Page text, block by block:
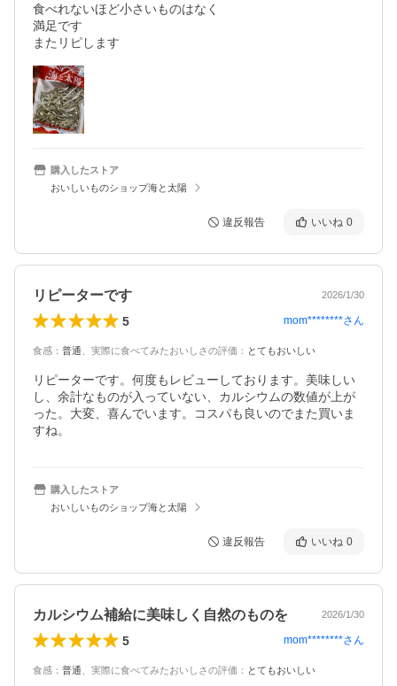
食べれないほど小さいものはなく
満足です
購入したストア
おいしいものショップ海と太陽
違反報告 いいね 0
リピーターです 2026/1/30
5 mom********さん
食感 ： 普通 実際に食べてみたおいしさの評価 ： とてもおいしい
リピーターです。何度もレビューしております。美味しい
し、余計なものが入っていない、カルシウムの数値が上が
った。大変、喜んでいます。コスパも良いのでまた買いま
すね。
購入したストア
おいしいものショップ海と太陽
違反報告 いいね 0
カルシウム補給に美味しく自然のものを 2026/1/30
5 mom********さん
食感 ： 普通 実際に食べてみたおいしさの評価 ： とてもおいしい